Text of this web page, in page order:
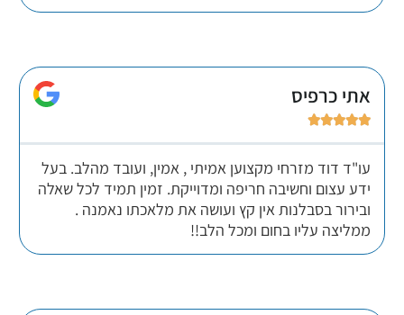
אתי כרפיס





עו"ד דוד מזרחי מקצוען אמיתי , אמין, ועובד מהלב. בעל
ידע עצום וחשיבה חריפה ומדוייקת. זמין תמיד לכל שאלה
ובירור בסבלנות אין קץ ועושה את מלאכתו נאמנה .
ממליצה עליו בחום ומכל הלב!!